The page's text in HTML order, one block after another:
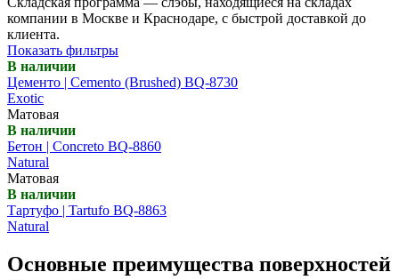
компании в Москве и Краснодаре, с быстрой доставкой до
клиента.
Показать фильтры
В наличии
Цементо | Cemento (Brushed) BQ-8730
Exotic
Матовая
В наличии
Бетон | Concreto BQ-8860
Natural
Матовая
В наличии
Тартуфо | Tartufo BQ-8863
Natural
Основные преимущества поверхностей